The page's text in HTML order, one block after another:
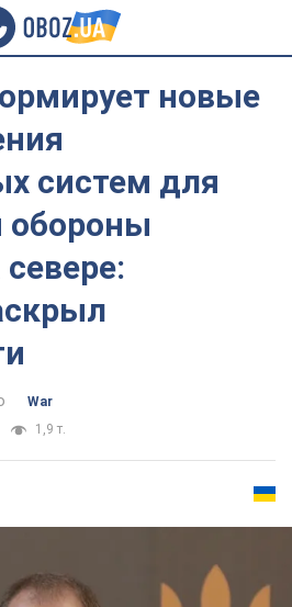
новые
систем для
обороны
War
1,9 т.